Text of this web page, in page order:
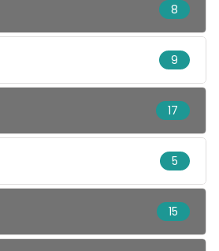
8
9
17
5
15